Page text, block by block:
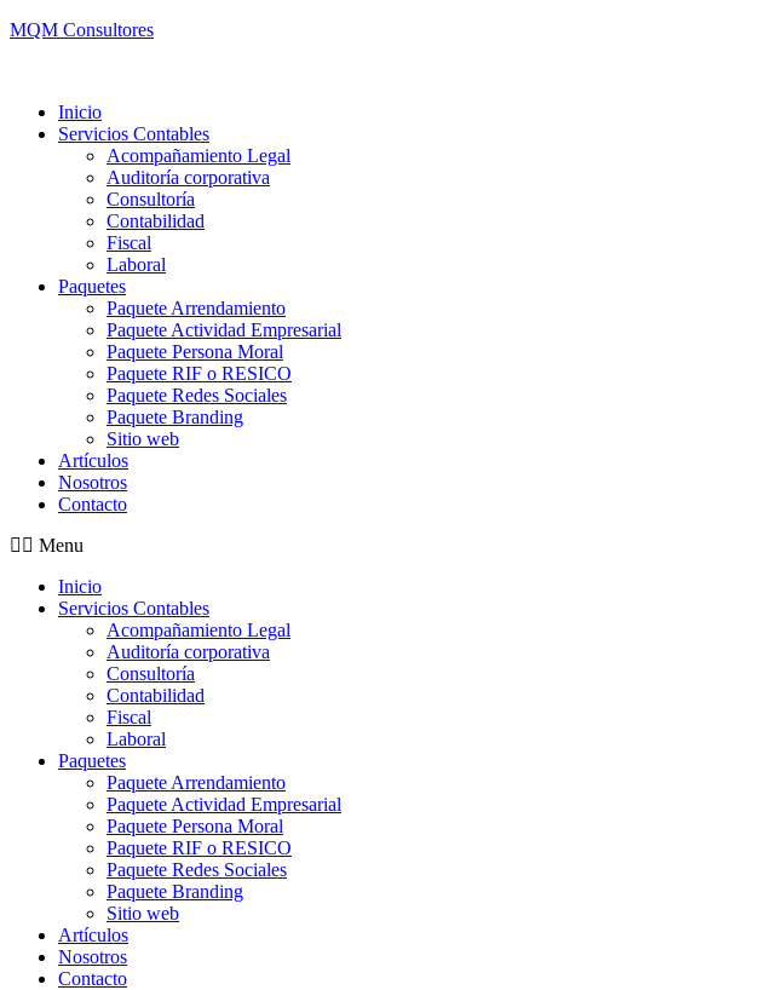
MQM Consultores
Inicio
Servicios Contables
Acompañamiento Legal
Auditoría corporativa
Consultoría
Contabilidad
Fiscal
Laboral
Paquetes
Paquete Arrendamiento
Paquete Actividad Empresarial
Paquete Persona Moral
Paquete RIF o RESICO
Paquete Redes Sociales
Paquete Branding
Sitio web
Artículos
Nosotros
Contacto
Menu
Inicio
Servicios Contables
Acompañamiento Legal
Auditoría corporativa
Consultoría
Contabilidad
Fiscal
Laboral
Paquetes
Paquete Arrendamiento
Paquete Actividad Empresarial
Paquete Persona Moral
Paquete RIF o RESICO
Paquete Redes Sociales
Paquete Branding
Sitio web
Artículos
Nosotros
Contacto